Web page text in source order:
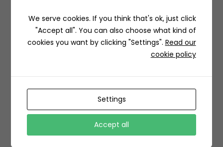
Marble – ماربل
السعودية
Loloh Alyrmok | مطعم لؤلؤة اليرموك
We serve cookies. If you think that's ok, just click
"Accept all". You can also choose what kind of
cookies you want by clicking "Settings". Read our
cookie policy
Settings
Accept all